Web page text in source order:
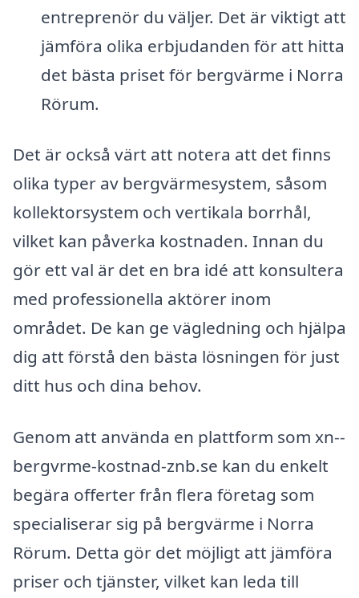
entreprenör du väljer. Det är viktigt att
jämföra olika erbjudanden för att hitta
det bästa priset för bergvärme i Norra
Rörum.
Det är också värt att notera att det finns
olika typer av bergvärmesystem, såsom
kollektorsystem och vertikala borrhål,
vilket kan påverka kostnaden. Innan du
gör ett val är det en bra idé att konsultera
med professionella aktörer inom
området. De kan ge vägledning och hjälpa
dig att förstå den bästa lösningen för just
ditt hus och dina behov.
Genom att använda en plattform som xn--
bergvrme-kostnad-znb.se kan du enkelt
begära offerter från flera företag som
specialiserar sig på bergvärme i Norra
Rörum. Detta gör det möjligt att jämföra
priser och tjänster, vilket kan leda till